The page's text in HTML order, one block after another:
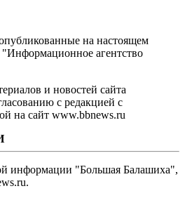
на настоящем
агентство
и новостей сайта
с редакцией с
на сайт www.bbnews.ru
информации "Большая Балашиха",